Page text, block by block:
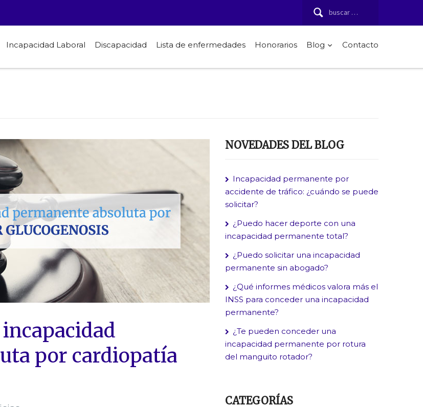
Buscar:
Incapacidad Laboral Discapacidad Lista de enfermedades Honorarios Blog Contacto
por cardiopatía
NOVEDADES DEL BLOG
Incapacidad permanente por
accidente de tráfico: ¿cuándo se puede
solicitar?
¿Puedo hacer deporte con una
incapacidad permanente total?
¿Puedo solicitar una incapacidad
permanente sin abogado?
¿Qué informes médicos valora más el
INSS para conceder una incapacidad
permanente?
¿Te pueden conceder una
incapacidad permanente por rotura
del manguito rotador?
CATEGORÍAS